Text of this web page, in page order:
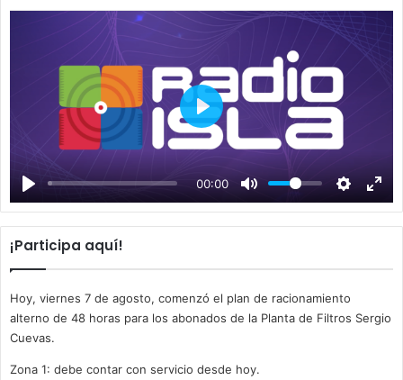
00:00
P
a
y
¡Participa aquí!
Hoy, viernes 7 de agosto, comenzó el plan de racionamiento
alterno de 48 horas para los abonados de la Planta de Filtros Sergio
Cuevas.
Zona 1: debe contar con servicio desde hoy.